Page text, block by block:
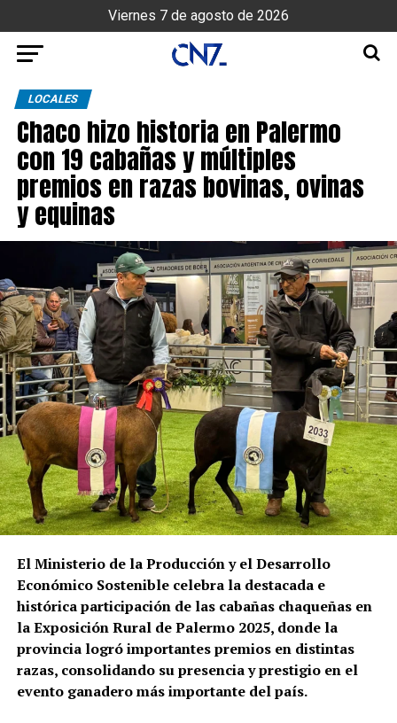
Viernes 7 de agosto de 2026
LOCALES
Chaco hizo historia en Palermo
con 19 cabañas y múltiples
premios en razas bovinas, ovinas
y equinas
El Ministerio de la Producción y el Desarrollo
Económico Sostenible celebra la destacada e
histórica participación de las cabañas chaqueñas en
la Exposición Rural de Palermo 2025, donde la
provincia logró importantes premios en distintas
razas, consolidando su presencia y prestigio en el
evento ganadero más importante del país.